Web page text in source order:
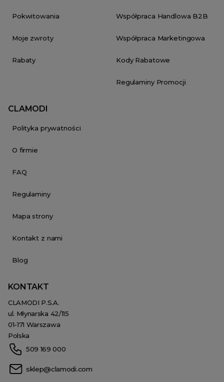
Pokwitowania
Moje zwroty
Rabaty
Współpraca Handlowa B2B
Współpraca Marketingowa
Kody Rabatowe
Regulaminy Promocji
CLAMODI
Polityka prywatności
O firmie
FAQ
Regulaminy
Mapa strony
Kontakt z nami
Blog
KONTAKT
CLAMODI P.S.A.
ul. Młynarska 42/115
01-171 Warszawa
Polska
509 169 000
sklep@clamodi.com